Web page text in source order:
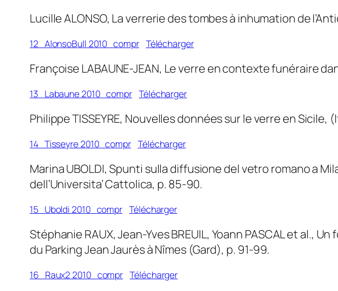
Lucille ALONSO, La verrerie des tombes à inhumation de
12_AlonsoBull 2010_compr Télécharger
Françoise LABAUNE-JEAN, Le verre en contexte funéraire
13_Labaune 2010_compr Télécharger
Philippe TISSEYRE, Nouvelles données sur le verre en Sicile,
14_Tisseyre 2010_compr Télécharger
Marina UBOLDI, Spunti sulla diffusione del vetro romano a
dell’Universita’ Cattolica, p. 85-90.
15_Uboldi 2010_compr Télécharger
Stéphanie RAUX, Jean-Yves BREUIL, Yoann PASCAL et al.,
du Parking Jean Jaurès à Nîmes (Gard), p. 91-99.
16_Raux2 2010_compr Télécharger